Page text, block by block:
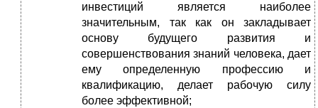
инвестиций является наиболее
значительным, так как он закладывает
основу будущего развития и
совершенствования знаний человека, дает
ему определенную профессию и
квалификацию, делает рабочую силу
более эффективной;